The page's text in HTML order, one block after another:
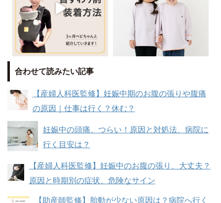
合わせて読みたい記事
【産婦人科医監修】妊娠中期のお腹の張りや腹痛
の原因｜仕事は行く？休む？
妊娠中の頭痛、つらい！原因と対処法、病院に
行く目安は？
【産婦人科医監修】妊娠中のお腹の張り、大丈夫？
原因と時期別の症状、危険なサイン
【助産師監修】胎動が少ない原因は？病院へ行く